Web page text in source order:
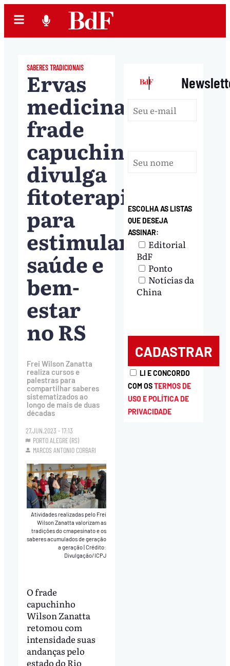
SABERES TRADICIONAIS
Ervas
medicinais:
frade
capuchinho
divulga
fitoterapia
para
estimular
saúde e
bem-
estar
no RS
Frei Wilson Zanatta
realiza cursos e
palestras para
compartilhar saberes
sistematizados ao
longo de mais de duas
décadas
27.JUN.2023 - 17:13
PORTO ALEGRE (RS)
MARCOS ANTONIO CORBARI
Atividades realizadas pelo Frei
Wilson Zanatta valorizam as
tradições do cmapesinato e os
saberes acumulados de geração
a geração Crédito:
Divulgação/ICPJ
O frade
capuchinho
Wilson Zanatta
retomou com
intensidade suas
andanças pelo
estado do Rio
|
ESCOLHA AS LISTAS
QUE DESEJA
ASSINAR:
Editorial
BdF
Ponto
Notícias da
China
LI E CONCORDO
COM OSTERMOS DE
USO E POLÍTICA DE
PRIVACIDADE